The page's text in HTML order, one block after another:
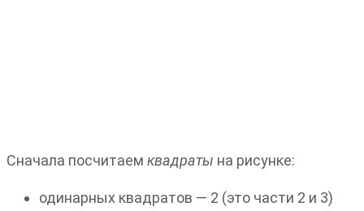
Сначала посчитаем квадраты на рисунке:
одинарных квадратов — 2 (это части 2 и 3)